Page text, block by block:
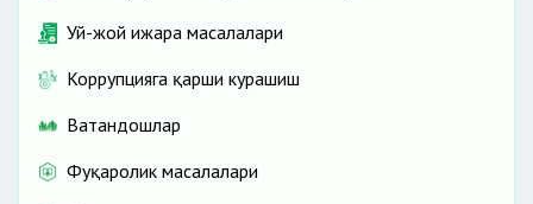
Уй-жой ижара масалалари
Коррупцияга қарши курашиш
Ватандошлар
Фуқаролик масалалари